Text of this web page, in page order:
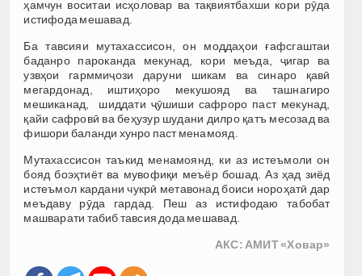
ҳамчун воситаи исҳоловар ва тақвиятбахши кори рӯда
истифода мешавад.
Ба тавсияи мутахассисон, он моддаҳои ғафсгаштаи
баданро пароканда мекунад, кори меъда, ҷигар ва
узвҳои гарммиҷози даруни шикам ва синаро қавӣ
мегардонад, иштиҳоро мекушояд ва ташнагиро
мешиканад, шиддати ҷӯшиши сафроро паст мекунад,
қайи сафровӣ ва беҳузур шудани дилро қатъ месозад ва
фишори баланди хунро паст менамояд.
Мутахассисон таъкид менамоянд, ки аз истеъмоли он
бояд боэҳтиёт ва мувофиқи меъёр бошад. Аз ҳад зиёд
истеъмол кардани чукрӣ метавонад боиси нороҳатӣ дар
меъдаву рӯда гардад. Пеш аз истифодаю табобат
машварати табиб тавсия дода мешавад.
АКС: АМИТ «Ховар»